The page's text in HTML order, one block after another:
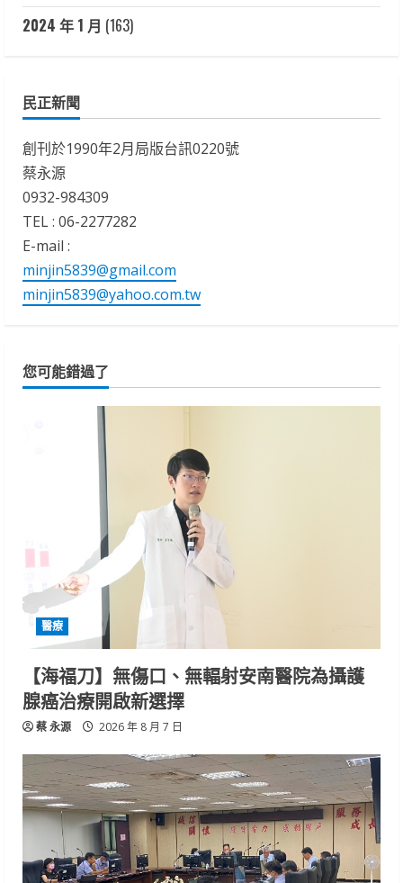
2024 年 1 月 (163)
民正新聞
創刊於1990年2月局版台訊0220號
蔡永源
0932-984309
TEL : 06-2277282
E-mail :
minjin5839@gmail.com
minjin5839@yahoo.com.tw
您可能錯過了
醫療
【海福刀】無傷口、無輻射安南醫院為攝護
腺癌治療開啟新選擇
蔡 永源 2026 年 8 月 7 日